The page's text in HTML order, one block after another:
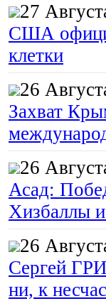
27
США
клетки
26
Захват
26
Асад:
Хизбаллы
26
Сергей
ни, к